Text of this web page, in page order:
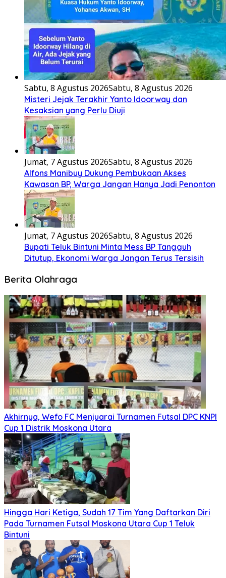
Sabtu, 8 Agustus 2026Sabtu, 8 Agustus 2026
Misteri Jejak Terakhir Yanto Idoorway dan
Kesaksian yang Perlu Diuji
Jumat, 7 Agustus 2026Sabtu, 8 Agustus 2026
Alfons Manibuy Dukung Pembukaan Akses
Kawasan BP, Warga Jangan Hanya Jadi Penonton
Jumat, 7 Agustus 2026Sabtu, 8 Agustus 2026
Bupati Teluk Bintuni Minta Mess BP Tangguh
Ditutup, Ekonomi Warga Jangan Terus Tersisih
Berita Olahraga
Akhirnya, Wefo FC Menjuarai Turnamen Futsal DPC KNPI
Cup 1 Distrik Moskona Utara
Hingga Hari Ketiga, Sudah 17 Tim Yang Daftarkan Diri
Pada Turnamen Futsal Moskona Utara Cup 1 Teluk
Bintuni